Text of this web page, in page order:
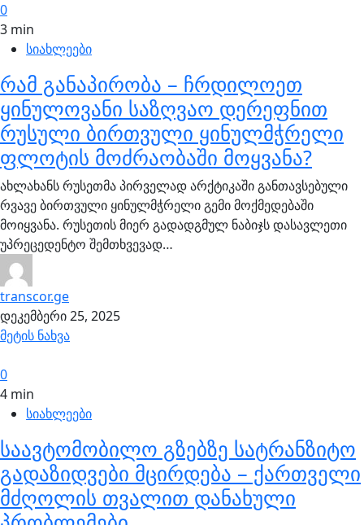
0
3 min
სიახლეები
რამ განაპირობა – ჩრდილოეთ
ყინულოვანი საზღვაო დერეფნით
რუსული ბირთვული ყინულმჭრელი
ფლოტის მოძრაობაში მოყვანა?
ახლახანს რუსეთმა პირველად არქტიკაში განთავსებული
რვავე ბირთვული ყინულმჭრელი გემი მოქმედებაში
მოიყვანა. რუსეთის მიერ გადადგმულ ნაბიჯს დასავლეთი
უპრეცედენტო შემთხვევად…
transcor.ge
დეკემბერი 25, 2025
მეტის ნახვა
0
4 min
სიახლეები
საავტომობილო გზებზე სატრანზიტო
გადაზიდვები მცირდება – ქართველი
მძღოლის თვალით დანახული